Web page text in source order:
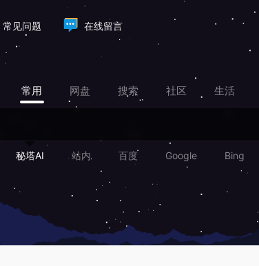
常见问题 在线留言
常用 网盘 搜索 社区 生活
秘塔AI 站内 百度 Google Bing